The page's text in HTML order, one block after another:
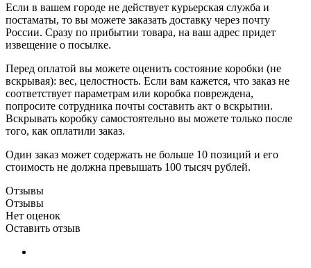
Если в вашем городе не действует курьерская служба и
постаматы, то вы можете заказать доставку через почту
России. Сразу по прибытии товара, на ваш адрес придет
извещение о посылке.
Перед оплатой вы можете оценить состояние коробки (не
вскрывая): вес, целостность. Если вам кажется, что заказ не
соответствует параметрам или коробка повреждена,
попросите сотрудника почты составить акт о вскрытии.
Вскрывать коробку самостоятельно вы можете только после
того, как оплатили заказ.
Один заказ может содержать не больше 10 позиций и его
стоимость не должна превышать 100 тысяч рублей.
Отзывы
Отзывы
Нет оценок
Оставить отзыв